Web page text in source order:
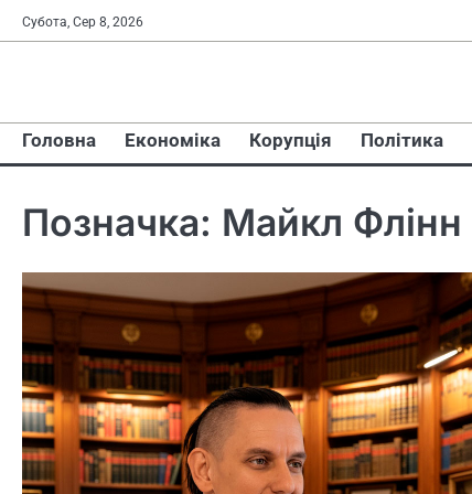
Перейти
до
Субота, Сер 8, 2026
Головна Економіка Корупція Політика
Позначка: Майкл Флінн